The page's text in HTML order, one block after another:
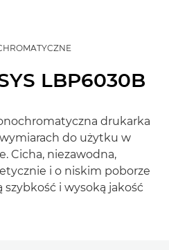
LBP6030B
drukarka
do użytku w
Cicha, niezawodna,
i o niskim poborze
i wysoką jakość